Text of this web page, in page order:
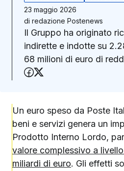
23 maggio 2026
di redazione Postenews
Il Gruppo ha originato
indirette e indotte su
68 milioni di euro di
Condividi su
Un euro speso da Poste
beni e servizi genera un
Prodotto Interno Lordo,
valore complessivo a
miliardi di euro. Gli effetti